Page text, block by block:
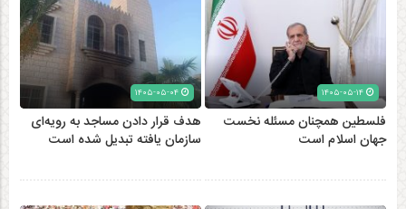
۱۴۰۵-۰۵-۱۴
فلسطین همچنان مسئله نخست
جهان اسلام است
هدف قرار دادن مساجد به رویه‌ای
سازمان‌ یافته تبدیل شده است